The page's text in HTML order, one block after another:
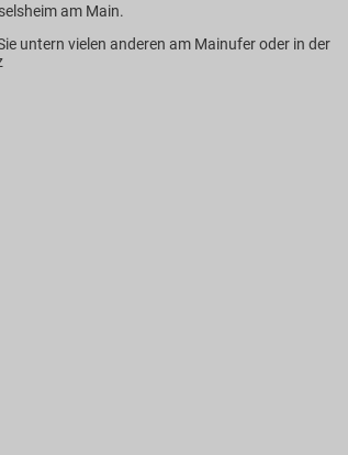
am Main.
untern vielen anderen am Mainufer oder in der